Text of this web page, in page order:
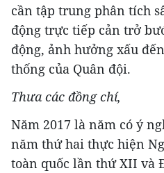
cần tập trung phân tích
động trực tiếp cản trở
động, ảnh hưởng xấu
thống của Quân đội.
Thưa các đồng chí,
Năm 2017 là năm có ý
năm thứ hai thực hiện
toàn quốc lần thứ XII và